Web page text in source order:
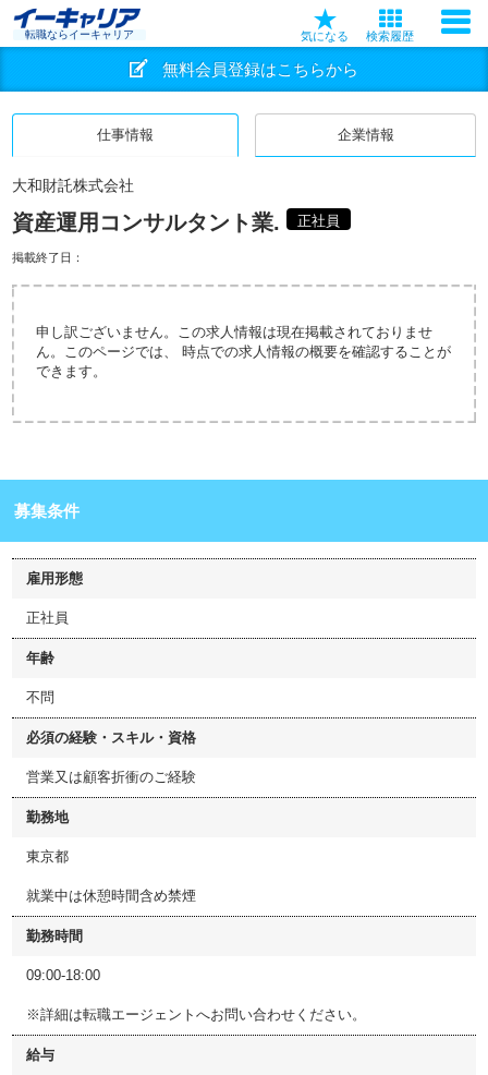
転職ならイーキャリア 気になる 検索履歴
無料会員登録はこちらから
仕事情報 企業情報
大和財託株式会社
資産運用コンサルタント業. 正社員
掲載終了日：
申し訳ございません。この求人情報は現在掲載されておりませ
ん。このページでは、 時点での求人情報の概要を確認することが
できます。
募集条件
雇用形態
正社員
年齢
不問
必須の経験・スキル・資格
営業又は顧客折衝のご経験
勤務地
東京都
就業中は休憩時間含め禁煙
勤務時間
09:00-18:00
※詳細は転職エージェントへお問い合わせください。
給与